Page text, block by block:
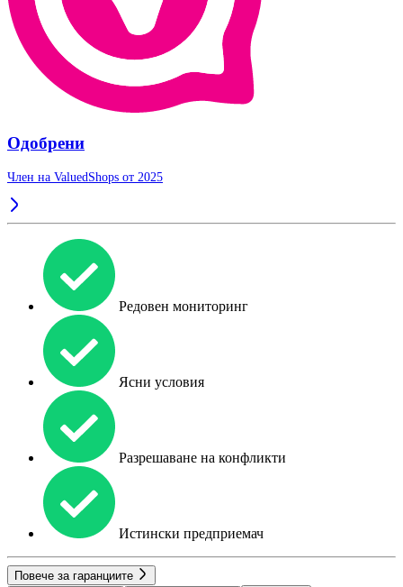
Одобрени
Член на ValuedShops от 2025
Редовен мониторинг
Ясни условия
Разрешаване на конфликти
Истински предприемач
Повече за гаранциите